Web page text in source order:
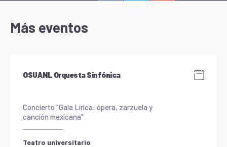
Más eventos
OSUANL Orquesta Sinfónica
Concierto "Gala Lírica: ópera, zarzuela y
canción mexicana"
Teatro universitario